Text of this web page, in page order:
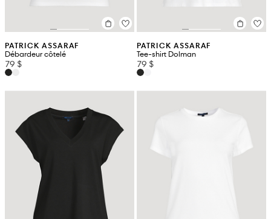
PATRICK ASSARAF
Débardeur côtelé
79 $
PATRICK ASSARAF
Tee-shirt Dolman
79 $